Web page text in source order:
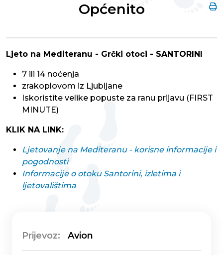
Općenito
Ljeto na Mediteranu - Grčki otoci - SANTORINI
7 ili 14 noćenja
zrakoplovom iz Ljubljane
Iskoristite velike popuste za ranu prijavu (FIRST
MINUTE)
KLIK NA LINK:
Ljetovanje na Mediteranu - korisne informacije i
pogodnosti
Informacije o otoku Santorini, izletima i
ljetovalištima
Prijevoz: Avion